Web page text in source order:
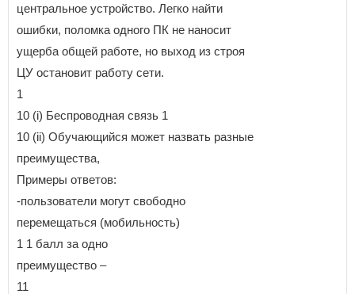
центральное устройство. Легко найти
ошибки, поломка одного ПК не наносит
ущерба общей работе, но выход из строя
ЦУ остановит работу сети.
1
10 (i) Беспроводная связь 1
10 (ii) Обучающийся может назвать разные
преимущества,
Примеры ответов:
-пользователи могут свободно
перемещаться (мобильность)
1 1 балл за одно
преимущество –
11